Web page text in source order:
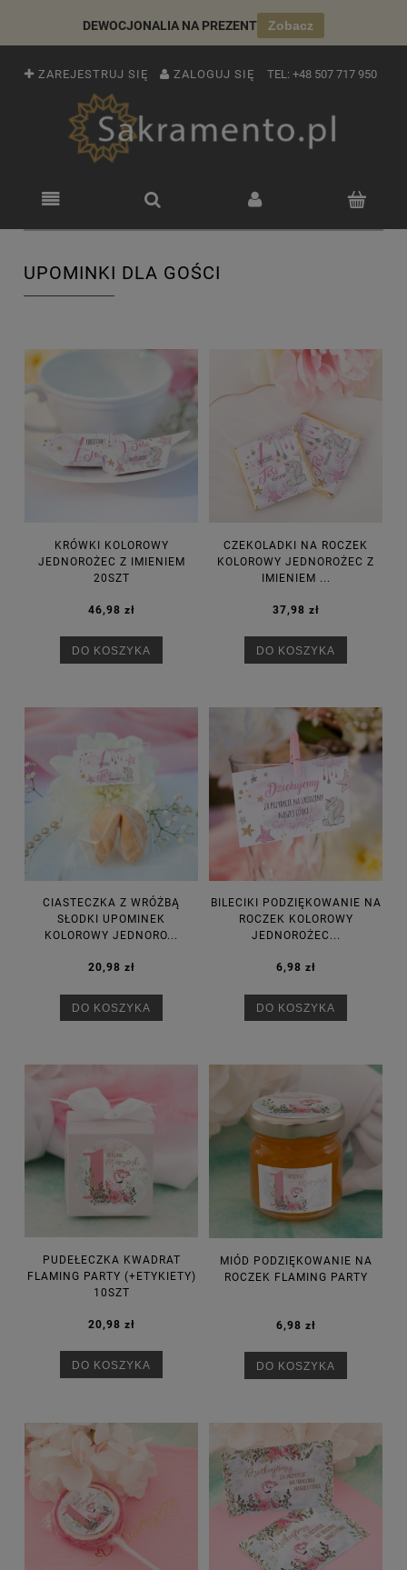
DEWOCJONALIA NA PREZENT Zobacz
ZAREJESTRUJ SIĘ ZALOGUJ SIĘ TEL: +48 507 717 950
UPOMINKI DLA GOŚCI
KRÓWKI KOLOROWY
JEDNOROŻEC Z IMIENIEM
20SZT
46,98 zł
DO KOSZYKA
CZEKOLADKI NA ROCZEK
KOLOROWY JEDNOROŻEC Z
IMIENIEM ...
37,98 zł
DO KOSZYKA
CIASTECZKA Z WRÓŻBĄ
SŁODKI UPOMINEK
KOLOROWY JEDNORO...
20,98 zł
DO KOSZYKA
BILECIKI PODZIĘKOWANIE NA
ROCZEK KOLOROWY
JEDNOROŻEC...
6,98 zł
DO KOSZYKA
PUDEŁECZKA KWADRAT
FLAMING PARTY (+ETYKIETY)
10SZT
20,98 zł
DO KOSZYKA
MIÓD PODZIĘKOWANIE NA
ROCZEK FLAMING PARTY
6,98 zł
DO KOSZYKA